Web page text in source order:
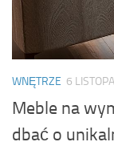
WNĘTRZE 6
Meble na
dbać o